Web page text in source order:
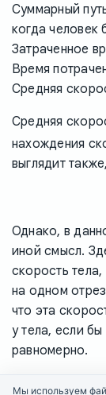
Суммарный
когда человек
Затраченное
Время
Средняя
Средняя
нахождения
выглядит
Однако, в
иной смысл.
скорость
на одном
что эта
у тела, если
равномерно.
Мы используем